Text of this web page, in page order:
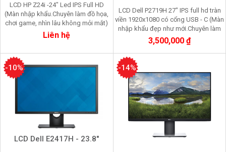
LCD HP Z24i -24" Led IPS Full HD
(Màn nhập khẩu.Chuyên làm đồ họa,
chơi game, nhìn lâu không mỏi mắt)
Liên hệ
LCD Dell P2719H 27" IPS full hd tràn
viền 1920x1080 có cổng USB - C (Màn
nhập khẩu đẹp như mới.Chuyên làm
đồ họa, chơi game, nhìn lâu không
mỏi mắt
3,500,000 ₫
LCD Dell E2417H - 23.8"
-10% -14%